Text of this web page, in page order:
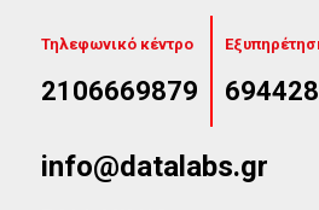
Τηλεφωνικό κέντρο
2106669879
info@datalabs.gr